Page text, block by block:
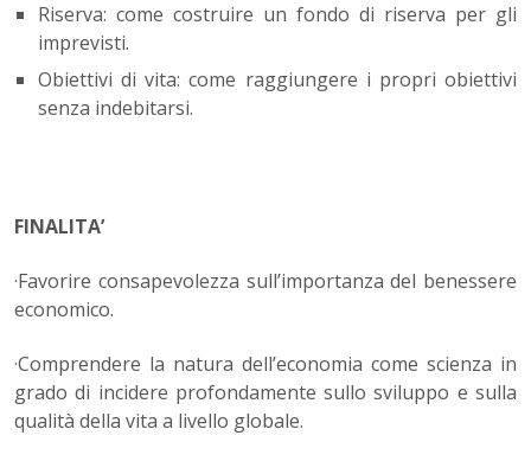
Riserva: come costruire un fondo di riserva per gli
imprevisti.
Obiettivi di vita: come raggiungere i propri obiettivi
senza indebitarsi.
FINALITA’
·Favorire consapevolezza sull’importanza del benessere
economico.
·Comprendere la natura dell’economia come scienza in
grado di incidere profondamente sullo sviluppo e sulla
qualità della vita a livello globale.